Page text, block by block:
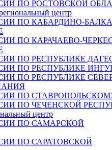
ПО РОСТОВСКОЙ
центр
ПО КАБАРДИНО-
ПО КАРАЧАЕВО-
ПО РЕСПУБЛИКЕ
ПО РЕСПУБЛИКЕ
ПО РЕСПУБЛИКЕ
ПО
ПО ЧЕЧЕНСКОЙ
центр
ПО САМАРСКОЙ
ПО САРАТОВСКОЙ